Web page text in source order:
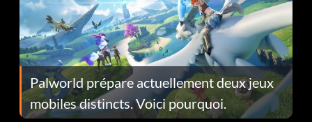
Palworld prépare actuellement deux jeux
mobiles distincts. Voici pourquoi.